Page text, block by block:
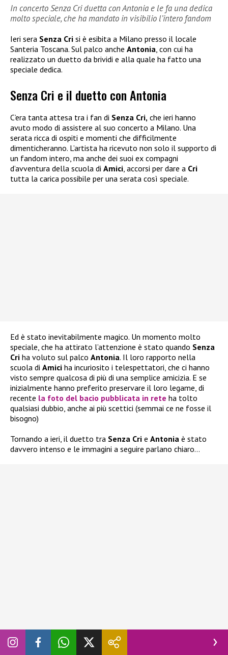
In concerto Senza Cri duetta con Antonia e le fa una dedica
molto speciale, che ha mandato in visibilio l’intero fandom
Ieri sera Senza Cri si è esibita a Milano presso il locale
Santeria Toscana. Sul palco anche Antonia , con cui ha
realizzato un duetto da brividi e alla quale ha fatto una
speciale dedica.
Senza Cri e il duetto con Antonia
C’era tanta attesa tra i fan di Senza Cri, che ieri hanno
avuto modo di assistere al suo concerto a Milano. Una
serata ricca di ospiti e momenti che difficilmente
dimenticheranno. L’artista ha ricevuto non solo il supporto di
un fandom intero, ma anche dei suoi ex compagni
d’avventura della scuola di Amici, accorsi per dare a Cri
tutta la carica possibile per una serata così speciale.
Ed è stato inevitabilmente magico. Un momento molto
speciale, che ha attirato l’attenzione è stato quando Senza
Cri ha voluto sul palco Antonia. Il loro rapporto nella
scuola di Amici ha incuriosito i telespettatori, che ci hanno
visto sempre qualcosa di più di una semplice amicizia. E se
inizialmente hanno preferito preservare il loro legame, di
recente la foto del bacio pubblicata in rete ha tolto
qualsiasi dubbio, anche ai più scettici (semmai ce ne fosse il
bisogno)
Tornando a ieri, il duetto tra Senza Cri e Antonia è stato
davvero intenso e le immagini a seguire parlano chiaro…